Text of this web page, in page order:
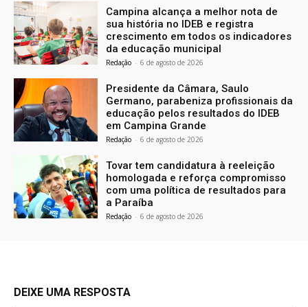
Campina alcança a melhor nota de
sua história no IDEB e registra
crescimento em todos os indicadores
da educação municipal
Redação - 6 de agosto de 2026
Presidente da Câmara, Saulo
Germano, parabeniza profissionais da
educação pelos resultados do IDEB
em Campina Grande
Redação - 6 de agosto de 2026
Tovar tem candidatura à reeleição
homologada e reforça compromisso
com uma política de resultados para
a Paraíba
Redação - 6 de agosto de 2026
DEIXE UMA RESPOSTA